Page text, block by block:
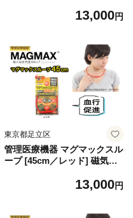
用 最大磁束密度200mT メン
13,000円
東京都足立区
管理医療機器 マグマックスル
ープ [45cm／レッド] 磁気ネ
最大磁束密度200mT メン
13,000円